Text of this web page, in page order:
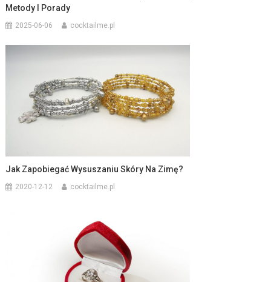
Metody I Porady
2025-06-06 cocktailme.pl
Jak Zapobiegać Wysuszaniu Skóry Na Zimę?
2020-12-12 cocktailme.pl